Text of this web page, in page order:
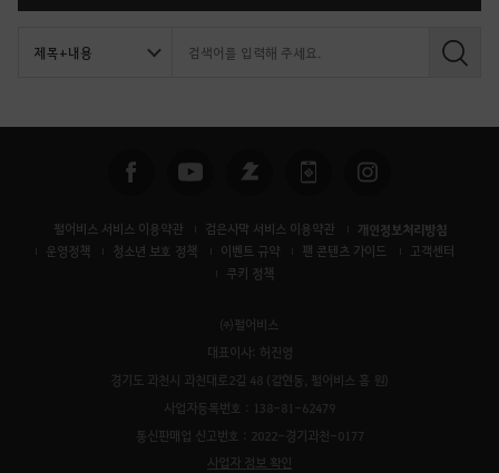
검
펄어비스 서비스 이용약관 검은사막 서비스 이용약관 개인정보처리방침
운영정책 청소년 보호 정책 이벤트 규약 팬 콘텐츠 가이드
고객센터
쿠키 정책
㈜펄어비스
대표이사: 허진영
경기도 과천시 과천대로2길 48 (갈현동, 펄어비스 홈 원)
사업자등록번호 : 138-81-62479
통신판매업 신고번호 : 2022-경기과천-0177
사업자 정보 확인